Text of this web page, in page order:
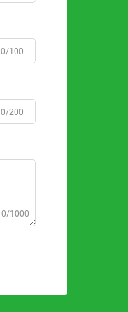
0/100
0/200
0/1000